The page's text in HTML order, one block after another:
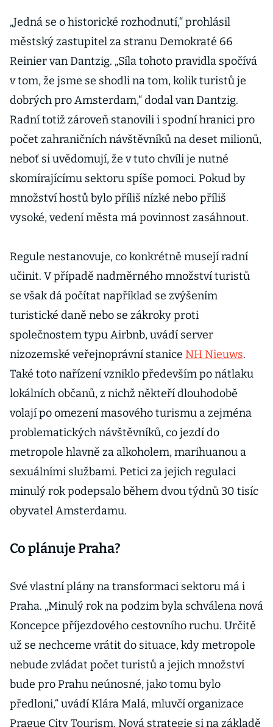
Dieselem
„Jedná se o historické rozhodnutí,“ prohlásil
městský zastupitel za stranu Demokraté 66
Reinier van Dantzig. „Síla tohoto pravidla spočívá
v tom, že jsme se shodli na tom, kolik turistů je
dobrých pro Amsterdam,“ dodal van Dantzig.
Radní totiž zároveň stanovili i spodní hranici pro
počet zahraničních návštěvníků na deset milionů,
neboť si uvědomují, že v tuto chvíli je nutné
skomírajícímu sektoru spíše pomoci. Pokud by
množství hostů bylo příliš nízké nebo příliš
vysoké, vedení města má povinnost zasáhnout.
Regule nestanovuje, co konkrétně musejí radní
učinit. V případě nadměrného množství turistů
se však dá počítat například se zvýšením
turistické daně nebo se zákroky proti
společnostem typu Airbnb, uvádí server
nizozemské veřejnoprávní stanice NH Nieuws.
Také toto nařízení vzniklo především po nátlaku
lokálních občanů, z nichž někteří dlouhodobě
volají po omezení masového turismu a zejména
problematických návštěvníků, co jezdí do
metropole hlavně za alkoholem, marihuanou a
sexuálními službami. Petici za jejich regulaci
minulý rok podepsalo během dvou týdnů 30 tisíc
obyvatel Amsterdamu.
Co plánuje Praha?
Své vlastní plány na transformaci sektoru má i
Praha. „Minulý rok na podzim byla schválena nová
Koncepce příjezdového cestovního ruchu. Určitě
už se nechceme vrátit do situace, kdy metropole
nebude zvládat počet turistů a jejich množství
bude pro Prahu neúnosné, jako tomu bylo
předloni,“ uvádí Klára Malá, mluvčí organizace
Prague City Tourism. Nová strategie si na základě